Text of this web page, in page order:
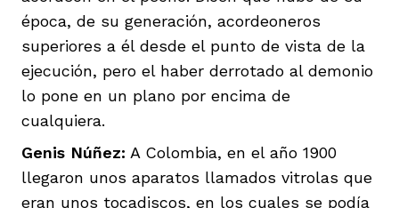
época, de su generación, acordeoneros
superiores a él desde el punto de vista de la
ejecución, pero el haber derrotado al demonio
lo pone en un plano por encima de
cualquiera.
Genis Núñez: A Colombia, en el año 1900
llegaron unos aparatos llamados vitrolas que
eran unos tocadiscos, en los cuales se podía